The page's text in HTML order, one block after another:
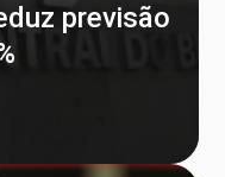
previsão